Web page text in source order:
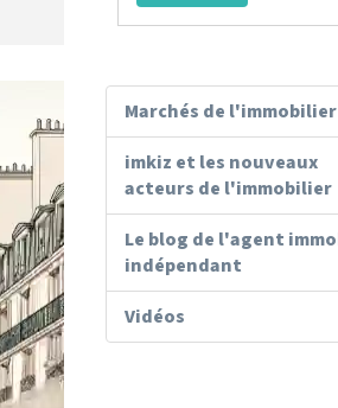
Marchés de l'immobilier
imkiz et les nouveaux
acteurs de l'immobilier
Le blog de l'agent
indépendant
Vidéos